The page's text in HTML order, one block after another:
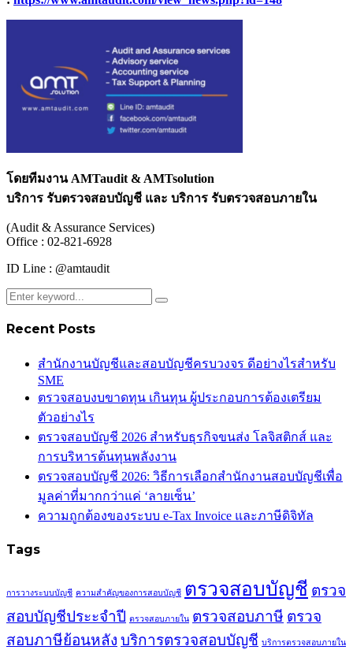
โดยทีมงานAMTaudit & AMTsolution
บริการ รับตรวจสอบบัญชี และ บริการ รับตรวจสอบภายใน
(Audit & Assurance Services)
Office : 02-821-6928
ID Line : @amtaudit
Recent Posts
สำนักงานบัญชีและสอบบัญชีครบวงจร ดีอย่างไรสำหรับ
SME
ตรวจสอบงบขาดทุน เกินทุน ผู้ประกอบการต้องเตรียม
ตัวอย่างไร
ตรวจสอบบัญชี 2026 สำหรับธุรกิจขนส่ง โลจิสติกส์ และ
การบริหารต้นทุนพลังงาน
ตรวจสอบบัญชี 2026: วิธีการเลือกสำนักงานสอบบัญชีเพื่อ
มูลค่าที่มากกว่าแค่ ‘ลายเซ็น’
ความถูกต้องของระบบ e-Tax Invoice และภาษีดิจิทัล
Tags
การวางระบบบัญชี ความสำคัญของการสอบบัญชี ตรวจสอบบัญชี ตรวจ
สอบบัญชีประะจำปี ตรวจสอบภายใน ตรวจสอบภาษี ตรวจ
สอบภาษีย้อนหลัง บริการตรวจสอบบัญชี บริการตรวจสอบภายใน